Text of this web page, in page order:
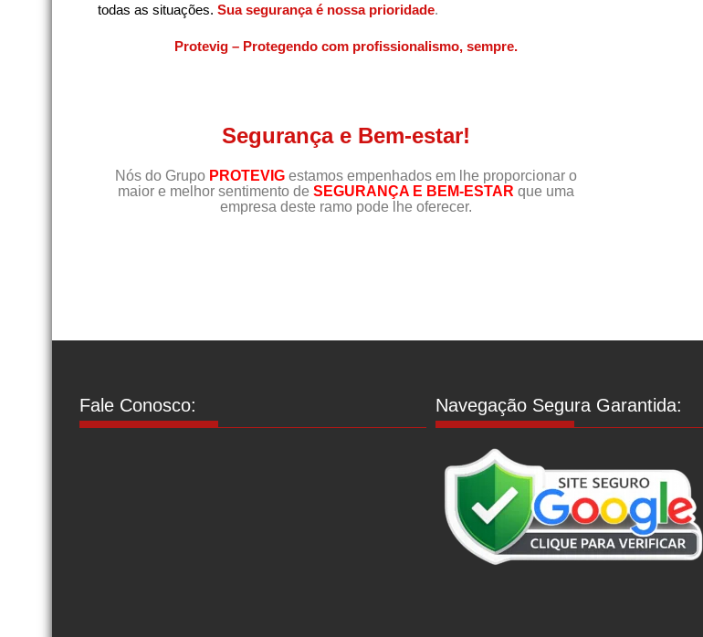
todas as situações. Sua segurança é nossa prioridade.
Protevig – Protegendo com profissionalismo, sempre.
Segurança e Bem-estar!
Nós do Grupo PROTEVIGestamos empenhados em lhe proporcionar o
maior e melhor sentimento de SEGURANÇA E BEM-ESTAR que uma
empresa deste ramo pode lhe oferecer.
Fale Conosco: Navegação Segura Garantida: